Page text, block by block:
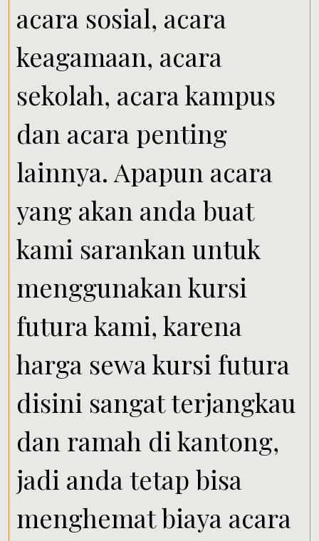
acara sosial, acara
keagamaan, acara
sekolah, acara kampus
dan acara penting
lainnya. Apapun acara
yang akan anda buat
kami sarankan untuk
menggunakan kursi
futura kami, karena
harga sewa kursi futura
disini sangat terjangkau
dan ramah di kantong,
jadi anda tetap bisa
menghemat biaya acara